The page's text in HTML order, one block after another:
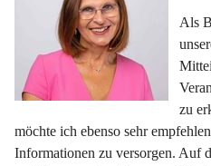
Als
zu
möchte ich ebenso sehr
Informationen zu versorgen. Auf